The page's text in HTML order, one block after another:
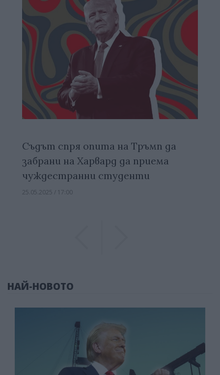
Съдът спря опита на Тръмп да
забрани на Харвард да приема
чуждестранни студенти
25.05.2025 / 17:00
НАЙ-НОВОТО